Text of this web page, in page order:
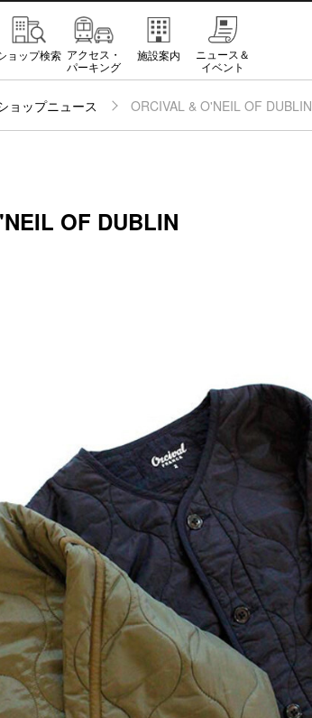
ョップ検索 アクセス・
パーキング
施設案内
ニュース＆
イベント
ョップニュース ORCIVAL & O'NEIL OF DUBLIN
OF DUBLIN